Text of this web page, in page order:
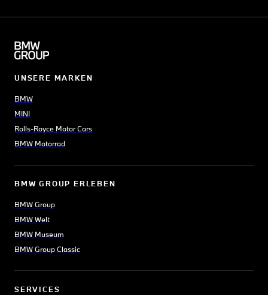
UNSERE MARKEN
BMW
MINI
Rolls-Royce Motor Cars
BMW Motorrad
BMW GROUP ERLEBEN
BMW Group
BMW Welt
BMW Museum
BMW Group Classic
SERVICES